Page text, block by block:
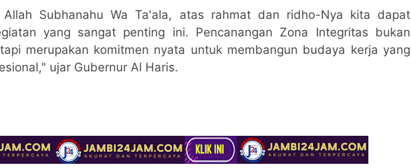
Subhanahu Wa Ta'ala, atas rahmat dan ridho-Nya kita dapat
yang sangat penting ini. Pencanangan Zona Integritas bukan
merupakan komitmen nyata untuk membangun budaya kerja yang
ujar Gubernur Al Haris.